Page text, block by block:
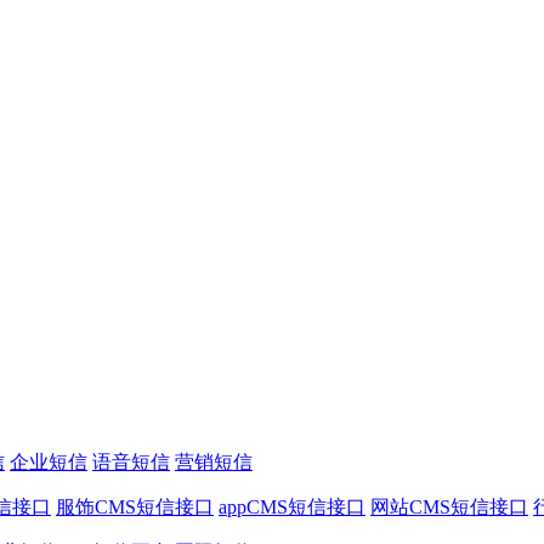
企业短信 语音短信 营销短信
接口 服饰CMS短信接口 appCMS短信接口 网站CMS短信接口